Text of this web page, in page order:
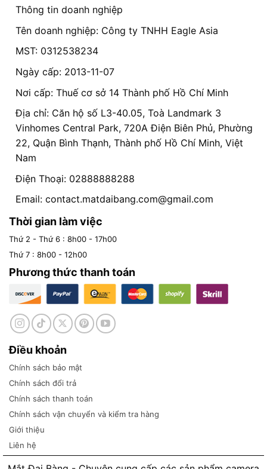
Thông tin doanh nghiệp
Tên doanh nghiệp: Công ty TNHH Eagle Asia
MST: 0312538234
Ngày cấp: 2013-11-07
Nơi cấp: Thuế cơ sở 14 Thành phố Hồ Chí Minh
Địa chỉ: Căn hộ số L3-40.05, Toà Landmark 3
Vinhomes Central Park, 720A Điện Biên Phủ, Phường
22, Quận Bình Thạnh, Thành phố Hồ Chí Minh, Việt
Nam
Điện Thoại: 02888888288
Email: contact.matdaibang.com@gmail.com
Thời gian làm việc
Thứ 2 - Thứ 6 : 8h00 - 17h00
Thứ 7 : 8h00 - 12h00
Phương thức thanh toán
Điều khoản
Chính sách bảo mật
Chính sách đổi trả
Chính sách thanh toán
Chính sách vận chuyển và kiểm tra hàng
Giới thiệu
Liên hệ